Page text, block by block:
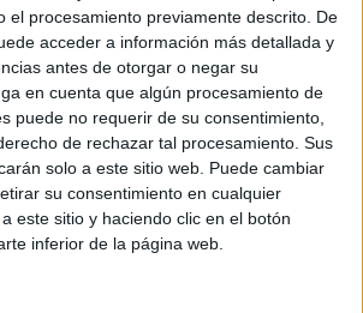
el procesamiento previamente descrito. De
acceder a información más detallada y
antes de otorgar o negar su
en cuenta que algún procesamiento de
puede no requerir de su consentimiento,
de rechazar tal procesamiento. Sus
solo a este sitio web. Puede cambiar
su consentimiento en cualquier
este sitio y haciendo clic en el botón
inferior de la página web.
No solo trabajamos de
para ofrecer nuevos productos
además siempre buscamos
a nuestros clientes con
explorando nuevos territorios
del gaming) que nos permitan
día de nuestros consumidores.
España en el conjunto del